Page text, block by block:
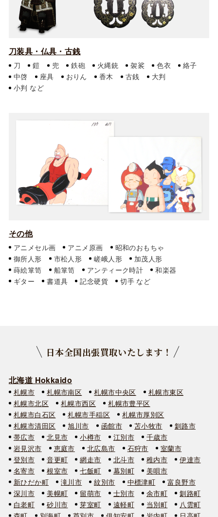
刀装具・仏具・古銭
刀 鎧 兜 鉄砲 火縄銃 袈裟 色衣
絡子
中啓
座具 おりん 香木 古銭
大判
小判
その他
アニメセル画 アニメ原画
昭和のおもちゃ
御所人形
市松人形 嵯峨人形
加茂人形
蒔絵箪笥
船箪笥 アンティーク時計
和楽器
ギター
書道具 記念硬貨 切手
日本全国出張買取いたします！
北海道 Hokkaido
札幌市 札幌市南区 札幌市中央区
札幌市東区
札幌市北区
札幌市西区
札幌市豊平区
札幌市白石区
札幌市手稲区
札幌市厚別区
札幌市清田区
旭川市 函館市 苫小牧市
釧路市
帯広市
北見市 小樽市 江別市
千歳市
岩見沢市
恵庭市 北広島市 石狩市
室蘭市
登別市
音更町 網走市 北斗市 稚内市
伊達市
名寄市
根室市 七飯町 幕別町
美唄市
新ひだか町
滝川市 紋別市 中標津町
富良野市
深川市
美幌町 留萌市 士別市 余市町
釧路町
白老町
砂川市 芽室町 遠軽町 当別町
八雲町